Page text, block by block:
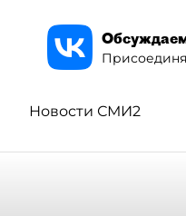
Новости СМИ2